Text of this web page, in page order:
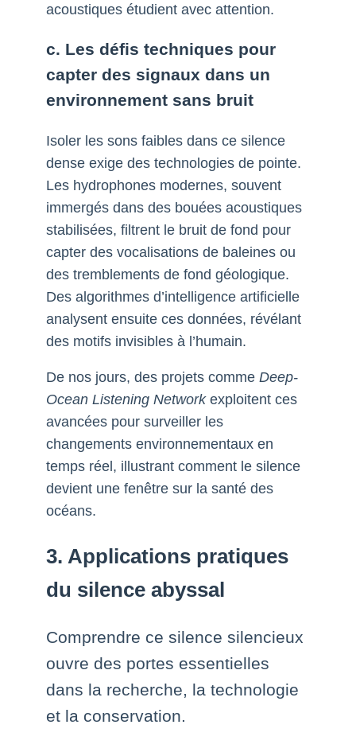
acoustiques étudient avec attention.
c. Les défis techniques pour
capter des signaux dans un
environnement sans bruit
Isoler les sons faibles dans ce silence
dense exige des technologies de pointe.
Les hydrophones modernes, souvent
immergés dans des bouées acoustiques
stabilisées, filtrent le bruit de fond pour
capter des vocalisations de baleines ou
des tremblements de fond géologique.
Des algorithmes d’intelligence artificielle
analysent ensuite ces données, révélant
des motifs invisibles à l’humain.
De nos jours, des projets comme Deep-
Ocean Listening Networkexploitent ces
avancées pour surveiller les
changements environnementaux en
temps réel, illustrant comment le silence
devient une fenêtre sur la santé des
océans.
3. Applications pratiques
du silence abyssal
Comprendre ce silence silencieux
ouvre des portes essentielles
dans la recherche, la technologie
et la conservation.